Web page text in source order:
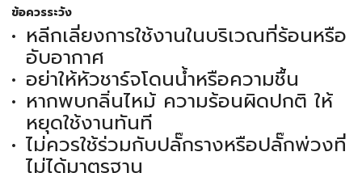
ข้อควรระวัง
หลีกเลี่ยงการใช้งานในบริเวณที่ร้อนหรือ
อับอากาศ
อย่าให้หัวชาร์จโดนน้ำหรือความชื้น
หากพบกลิ่นไหม้ ความร้อนผิดปกติ ให้
หยุดใช้งานทันที
ไม่ควรใช้ร่วมกับปลั๊กรางหรือปลั๊กพ่วงที่
ไม่ได้มาตรฐาน